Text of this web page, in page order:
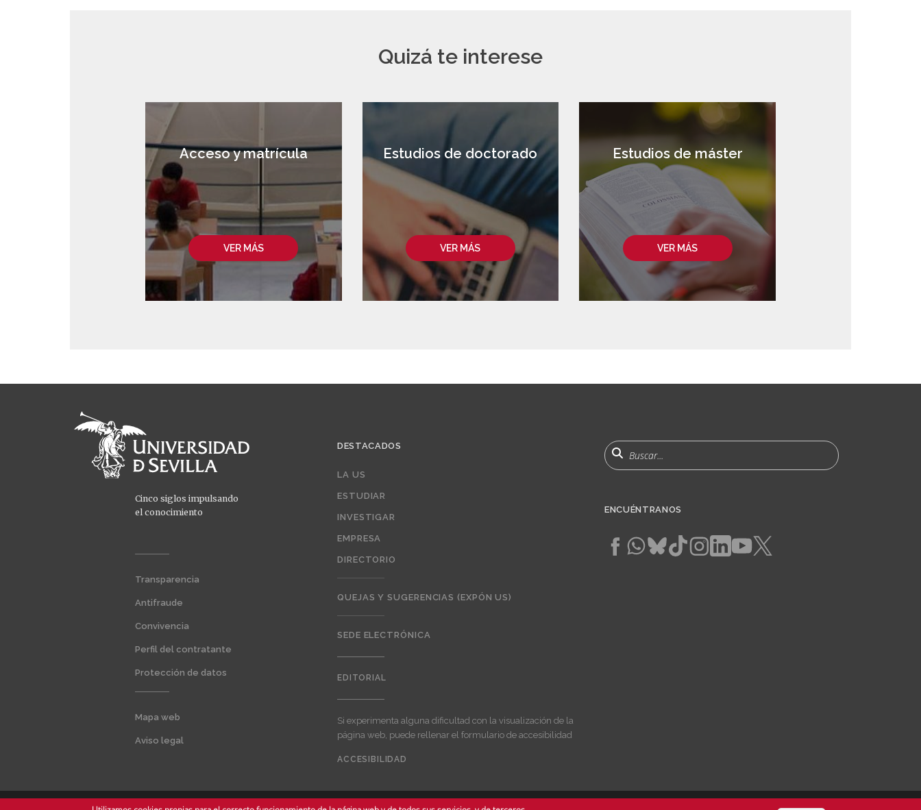
Quizá te interese
VER MÁS
Acceso y matrícula
VER MÁS
Estudios de doctorado
VER MÁS
Estudios de máster
Cinco siglos impulsando
el conocimiento
Transparencia
Antifraude
Convivencia
Perfil del contratante
Protección de datos
Mapa web
Aviso legal
DESTACADOS
LA US
ESTUDIAR
INVESTIGAR
EMPRESA
DIRECTORIO
QUEJAS Y SUGERENCIAS (EXPÓN US)
SEDE ELECTRÓNICA
EDITORIAL
Si experimenta alguna dificultad con la visualización de la
página web, puede rellenar el formulario de accesibilidad
menu
ACCESIBILIDAD
Buscar
ENCUÉNTRANOS